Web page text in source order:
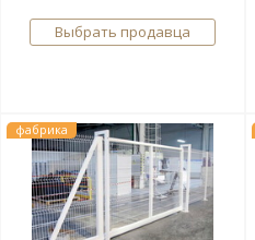
Выбрать продавца
фабрика